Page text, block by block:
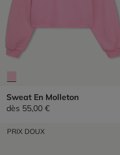
Sweat En Molleton
dès 55,00 €
PRIX DOUX